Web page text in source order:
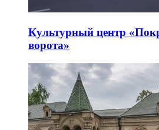
Культурный центр
ворота»